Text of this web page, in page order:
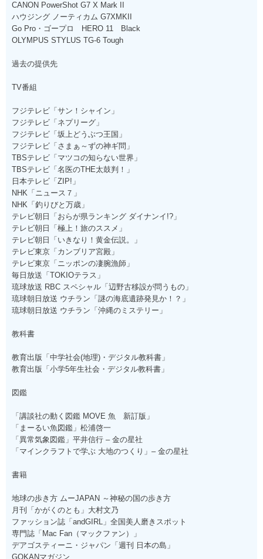
CANON PowerShot G7 X Mark II
ハウジング ノーティカム G7XMKII
Go Pro・ゴープロ HERO 11 Black
OLYMPUS STYLUS TG-6 Tough
過去の提供先
TV番組
フジテレビ「サン！シャイン」
フジテレビ「ネプリーグ」
フジテレビ「坂上どうぶつ王国」
フジテレビ「さまぁ～ずの神ギ問」
TBSテレビ「マツコの知らない世界」
TBSテレビ「名医のTHE太鼓判！」
日本テレビ「ZIP!」
NHK「ニュース７」
NHK「釣りびと万歳」
テレビ朝日「おらが県ランキング ダイナンイ!?」
テレビ朝日「極上！旅のススメ」
テレビ朝日「いきなり！黄金伝説。」
テレビ東京「カンブリア宮殿」
テレビ東京「ニッポンの凄腕漁師」
毎日放送「TOKIOテラス」
琉球放送 RBC スペシャル「辺野古移設が問うもの」
琉球朝日放送 ウチラン「謎の海底遺跡発見か！？」
琉球朝日放送 ウチラン「沖縄のミステリー」
教科書
教育出版「中学社会(地理)・デジタル教科書」
教育出版「小学5年生社会・デジタル教科書」
図鑑
「講談社の動く図鑑 MOVE 魚 新訂版」
「まーるい魚図鑑」松浦啓一
「異常気象図鑑」平井信行 – 金の星社
「マインクラフトで学ぶ 大地のつくり」– 金の星社
書籍
地球の歩き方 ムーJAPAN ～神秘の国の歩き方
月刊「かがくのとも」大村文乃
ファッション誌「andGIRL」全国美人磨きスポット
専門誌「Mac Fan（マックファン）」
デアゴスティーニ・ジャパン「週刊 日本の島」
GOKANマガジン